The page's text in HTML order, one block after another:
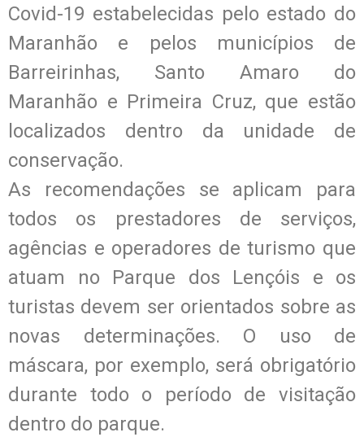
Covid-19 estabelecidas pelo estado do
Maranhão e pelos municípios de
Barreirinhas, Santo Amaro do
Maranhão e Primeira Cruz, que estão
localizados dentro da unidade de
conservação.
As recomendações se aplicam para
todos os prestadores de serviços,
agências e operadores de turismo que
atuam no Parque dos Lençóis e os
turistas devem ser orientados sobre as
novas determinações. O uso de
máscara, por exemplo, será obrigatório
durante todo o período de visitação
dentro do parque.